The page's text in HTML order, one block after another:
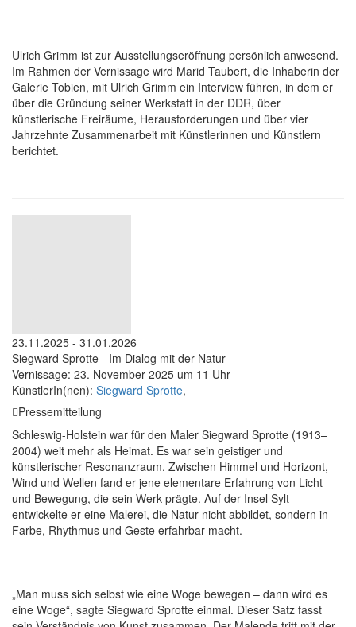
Ulrich Grimm ist zur Ausstellungseröffnung persönlich anwesend.
Im Rahmen der Vernissage wird Marid Taubert, die Inhaberin der
Galerie Tobien, mit Ulrich Grimm ein Interview führen, in dem er
über die Gründung seiner Werkstatt in der DDR, über
künstlerische Freiräume, Herausforderungen und über vier
Jahrzehnte Zusammenarbeit mit Künstlerinnen und Künstlern
berichtet.
23.11.2025 - 31.01.2026
Siegward Sprotte - Im Dialog mit der Natur
Vernissage: 23. November 2025 um 11 Uhr
KünstlerIn(nen): Siegward Sprotte,
Pressemitteilung
Schleswig-Holstein war für den Maler Siegward Sprotte (1913–
2004) weit mehr als Heimat. Es war sein geistiger und
künstlerischer Resonanzraum. Zwischen Himmel und Horizont,
Wind und Wellen fand er jene elementare Erfahrung von Licht
und Bewegung, die sein Werk prägte. Auf der Insel Sylt
entwickelte er eine Malerei, die Natur nicht abbildet, sondern in
Farbe, Rhythmus und Geste erfahrbar macht.
„Man muss sich selbst wie eine Woge bewegen – dann wird es
eine Woge“, sagte Siegward Sprotte einmal. Dieser Satz fasst